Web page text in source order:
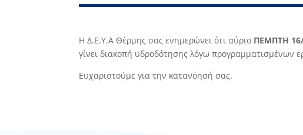
Η Δ.Ε.Υ.Α Θέρμης σας ενημερώνει ότι αύριο ΠΕΜΠΤΗ
γίνει διακοπή υδροδότησης λόγω προγραμματισμένων
Ευχαριστούμε για την κατανόησή σας.